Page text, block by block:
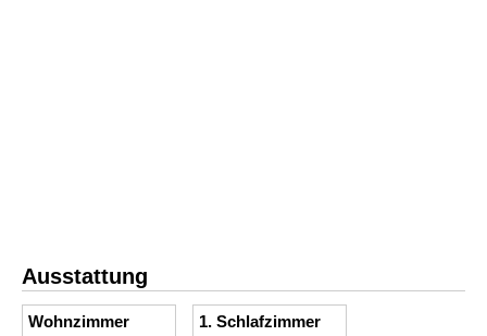
Ausstattung
Wohnzimmer
1. Schlafzimmer